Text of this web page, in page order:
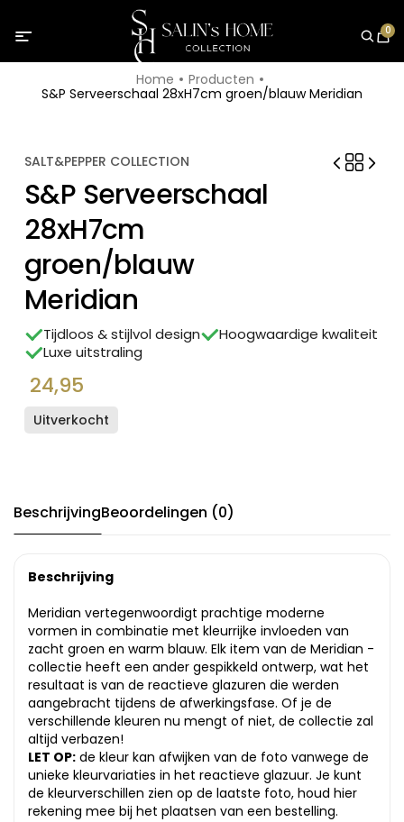
0
Home
Producten
S&P Serveerschaal 28xH7cm groen/blauw Meridian
SALT&PEPPER COLLECTION
S&P Serveerschaal
28xH7cm
groen/blauw
Meridian
Tijdloos & stijlvol design
Hoogwaardige kwaliteit
Luxe uitstraling
24,95
Uitverkocht
BeschrijvingBeoordelingen (0)
Beschrijving
Meridian vertegenwoordigt prachtige moderne
vormen in combinatie met kleurrijke invloeden van
zacht groen en warm blauw. Elk item van de Meridian -
collectie heeft een ander gespikkeld ontwerp, wat het
resultaat is van de reactieve glazuren die werden
aangebracht tijdens de afwerkingsfase. Of je de
verschillende kleuren nu mengt of niet, de collectie zal
altijd verbazen!
LET OP: de kleur kan afwijken van de foto vanwege de
unieke kleurvariaties in het reactieve glazuur. Je kunt
de kleurverschillen zien op de laatste foto, houd hier
rekening mee bij het plaatsen van een bestelling.